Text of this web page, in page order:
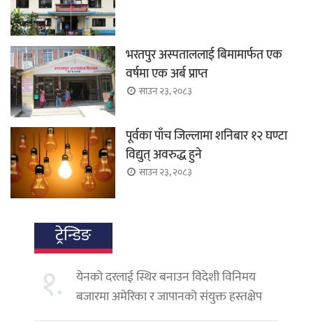
भरतपुर अस्पताललाई बिमामार्फत एक
वर्षमा एक अर्ब प्राप्त
साउन २३, २०८३
पूर्वका पाँच जिल्लामा शनिबार १२ घण्टा
विद्युत् अवरुद्ध हुने
साउन २३, २०८३
ट्रेन्डिङ
१.
येनको दरलाई स्थिर बनाउन विदेशी विनिमय
बजारमा अमेरिका र जापानको संयुक्त हस्तक्षेप